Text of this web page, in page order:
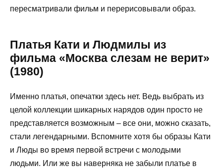
пересматривали фильм и перерисовывали образ.
Платья Кати и Людмилы из
фильма «Москва слезам не верит»
(1980)
Именно платья, опечатки здесь нет. Ведь выбрать из
целой коллекции шикарных нарядов один просто не
представляется возможным – все они, можно сказать,
стали легендарными. Вспомните хотя бы образы Кати
и Люды во время первой встречи с молодыми
людьми. Или же вы наверняка не забыли платье в